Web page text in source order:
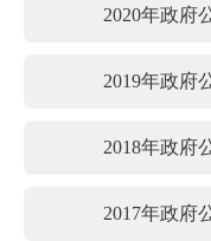
2020年政府
2019年政府
2018年政府
2017年政府